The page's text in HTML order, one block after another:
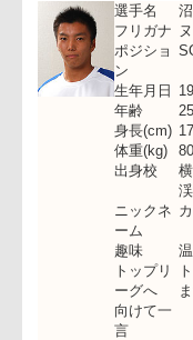
選手名
フリガナ
ポジショ
ン
生年月日
年齢
身長(cm)
体重(kg)
出身校